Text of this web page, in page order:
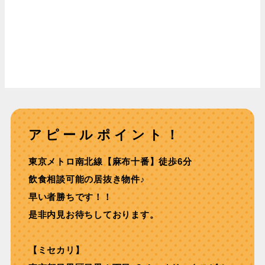
アピールポイント！
東京メトロ南北線【⿇布⼗番】徒歩6分
飲食相談可能の居抜き物件♪
早い者勝ちです！！
是非内見お待ちしております。
【ミセカリ】